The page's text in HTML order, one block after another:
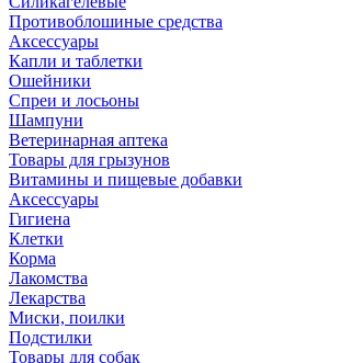
Противоблошиные средства
Аксессуары
Капли и таблетки
Ошейники
Спреи и лосьоны
Шампуни
Ветеринарная аптека
Товары для грызунов
Витамины и пищевые добавки
Аксессуары
Гигиена
Клетки
Корма
Лакомства
Лекарства
Миски, поилки
Подстилки
Товары для собак